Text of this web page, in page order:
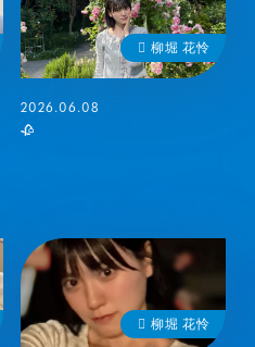
柳堀 花怜
2026.06.08
🥀
柳堀 花怜